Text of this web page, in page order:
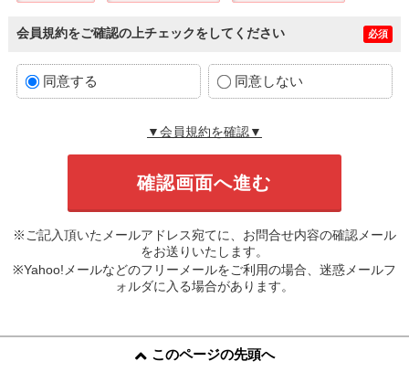
会員規約をご確認の上チェックをしてください 必須
同意する 同意しない
▼会員規約を確認▼
※ご記入頂いたメールアドレス宛てに、お問合せ内容の確認メール
をお送りいたします。
※Yahoo!メールなどのフリーメールをご利用の場合、迷惑メールフ
ォルダに入る場合があります。
このページの先頭へ